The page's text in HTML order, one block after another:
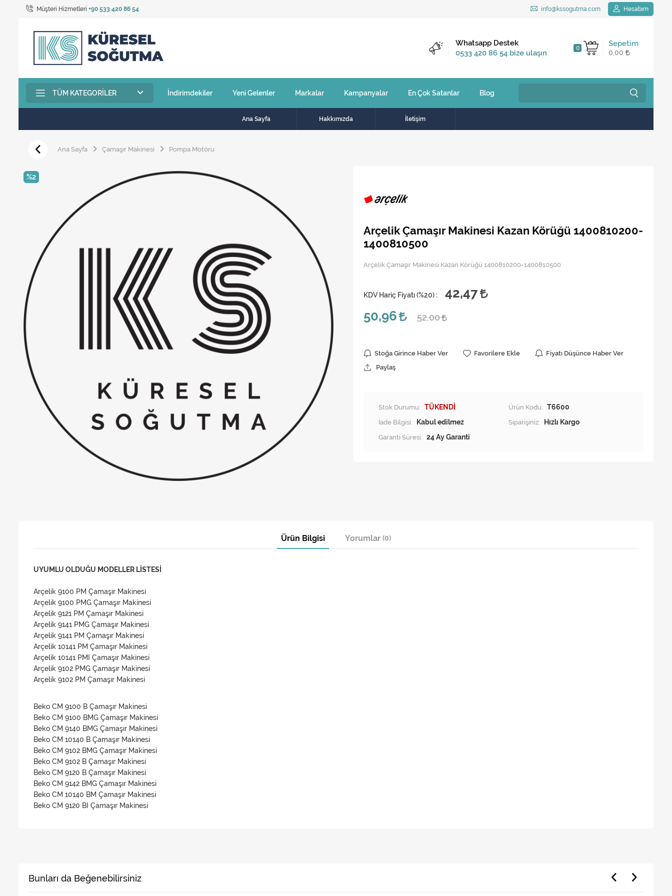
Müşteri Hizmetleri +90 533 420 86 54 info@kssogutma.com Hesabım
Sepetim
0
0,00
Kargo Bedava
2.500 TL ve üzeri
Whatsapp Destek
0533 420 86 54 bize ulaşın
TÜM KATEGORILER İndirimdekiler Yeni Gelenler Markalar Kampanyalar En Çok Satanlar Blog
Ana Sayfa Hakkımızda İletişim
Ana Sayfa Çamaşır Makinesi Pompa Motoru
%2
Arçelik Çamaşır Makinesi Kazan Körüğü 1400810200-
1400810500
Arçelik Çamaşır Makinesi Kazan Körüğü 1400810200-1400810500
KDV Hariç Fiyatı (%20) :
42,47
50,96
52,00
Stoğa Girince Haber Ver Favorilere Ekle
Fiyatı Düşünce Haber Ver
Paylaş
Stok Durumu: TÜKENDİ Ürün Kodu: T6600
İade Bilgisi:
Siparişiniz:
Hızlı Kargo
Garanti Süresi: 24 Ay Garanti
Ürün Bilgisi Yorumlar (0)
UYUMLU OLDUĞU MODELLER LİSTESİ
Arçelik 9100 PM Çamaşır Makinesi
Arçelik 9100 PMG Çamaşır Makinesi
Arçelik 9121 PM Çamaşır Makinesi
Arçelik 9141 PMG Çamaşır Makinesi
Arçelik 9141 PM Çamaşır Makinesi
Arçelik 10141 PM Çamaşır Makinesi
Arçelik 10141 PMI Çamaşır Makinesi
Arçelik 9102 PMG Çamaşır Makinesi
Arçelik 9102 PM Çamaşır Makinesi
Beko CM 9100 B Çamaşır Makinesi
Beko CM 9100 BMG Çamaşır Makinesi
Beko CM 9140 BMG Çamaşır Makinesi
Beko CM 10140 B Çamaşır Makinesi
Beko CM 9102 BMG Çamaşır Makinesi
Beko CM 9102 B Çamaşır Makinesi
Beko CM 9120 B Çamaşır Makinesi
Beko CM 9142 BMG Çamaşır Makinesi
Beko CM 10140 BM Çamaşır Makinesi
Beko CM 9120 BI Çamaşır Makinesi
Bunları da Beğenebilirsiniz